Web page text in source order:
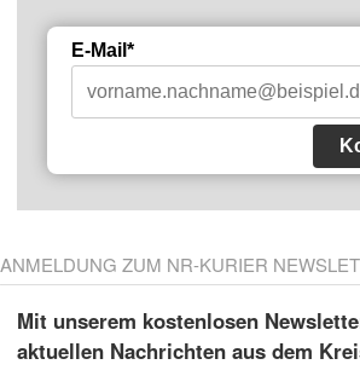
E-Mail*
ANMELDUNG ZUM NR-KURIER
Mit unserem kostenlosen
aktuellen Nachrichten aus dem